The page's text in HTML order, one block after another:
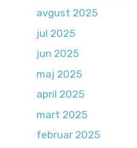
avgust 2025
jul 2025
jun 2025
maj 2025
april 2025
mart 2025
februar 2025